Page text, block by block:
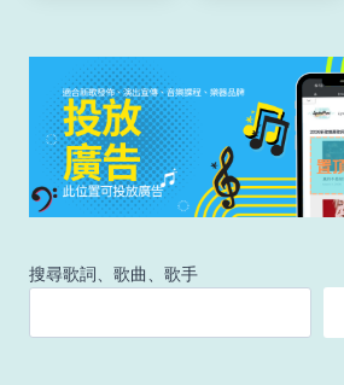
搜尋歌詞、歌曲、歌手